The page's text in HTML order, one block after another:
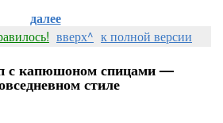
далее
вверх^ к полной версии
с капюшоном спицами —
стиле